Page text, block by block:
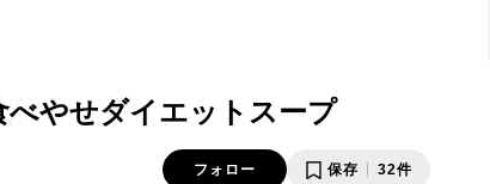
べやせダイエットスープ
フォロー 保存 32件